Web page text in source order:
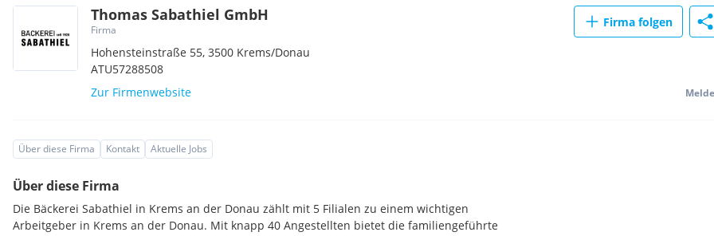
Thomas Sabathiel GmbH
Firma
Hohensteinstraße 55,3500 Krems/Donau
ATU57288508
Zur Firmenwebsite
Firma folgen
Über diese Firma Kontakt Aktuelle Jobs
Über diese Firma
Die Bäckerei Sabathiel in Krems an der Donau zählt mit 5 Filialen zu einem wichtigen
Arbeitgeber in Krems an der Donau. Mit knapp 40 Angestellten bietet die familiengeführte